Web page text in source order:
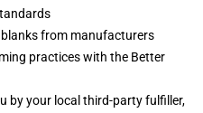
from manufacturers
practices with the Better
by your local third-party fulfiller,